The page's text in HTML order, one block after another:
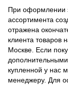
При оформлении
ассортимента
отражена
клиента товаров
Москве. Если
дополнительными
купленной у нас
менеджеру. Для